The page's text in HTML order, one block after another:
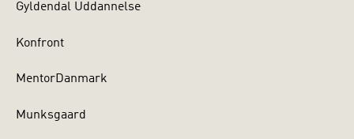
Gyldendal Uddannelse
Konfront
MentorDanmark
Munksgaard